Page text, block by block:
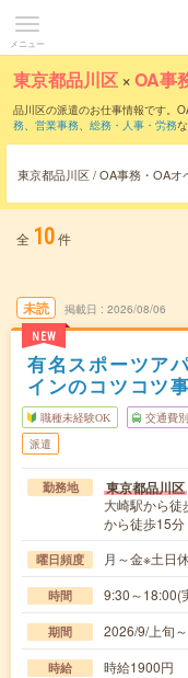
メニュー
東京都品川区 ×OA事
品川区の派遣のお仕事情報です。
務、 営業事務、 総務・人事・労務
東京都品川区 / OA事務・OAオ
全 10件
未読
NEW
掲載日 2026/08/06
有名スポーツア
インのコツコツ
職種未経験OK 交通費
派遣
勤務地 東京都品川区
大崎駅から徒
から徒歩15分
曜日頻度 月～金※土日
時間 9:30～18:00(
期間 2026/9/上旬
時給 時給1900円